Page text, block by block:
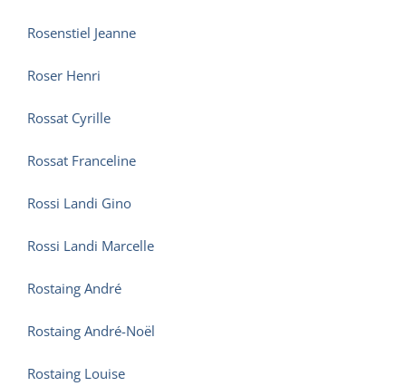
Rosenstiel Jeanne
Roser Henri
Rossat Cyrille
Rossat Franceline
Rossi Landi Gino
Rossi Landi Marcelle
Rostaing André
Rostaing André-Noël
Rostaing Louise